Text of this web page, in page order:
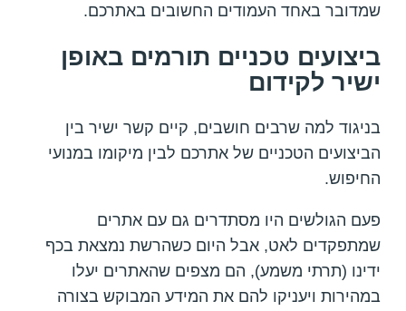
שמדובר באחד העמודים החשובים באתרכם.
ביצועים טכניים תורמים באופן
ישיר לקידום
בניגוד למה שרבים חושבים, קיים קשר ישיר בין
הביצועים הטכניים של אתרכם לבין מיקומו במנועי
החיפוש.
פעם הגולשים היו מסתדרים גם עם אתרים
שמתפקדים לאט, אבל היום כשהרשת נמצאת בכף
ידינו (תרתי משמע), הם מצפים שהאתרים יעלו
במהירות ויעניקו להם את המידע המבוקש בצורה